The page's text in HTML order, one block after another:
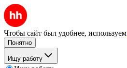
Чтобы сайт был удобнее, используем
Понятно
Ищу работу